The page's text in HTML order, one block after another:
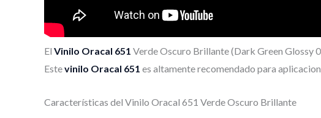
El Vinilo Oracal 651 Verde Oscuro Brillante (Dark Green Glossy
Estevinilo Oracal 651 es altamente recomendado para
Características del Vinilo Oracal 651 Verde Oscuro Brillante